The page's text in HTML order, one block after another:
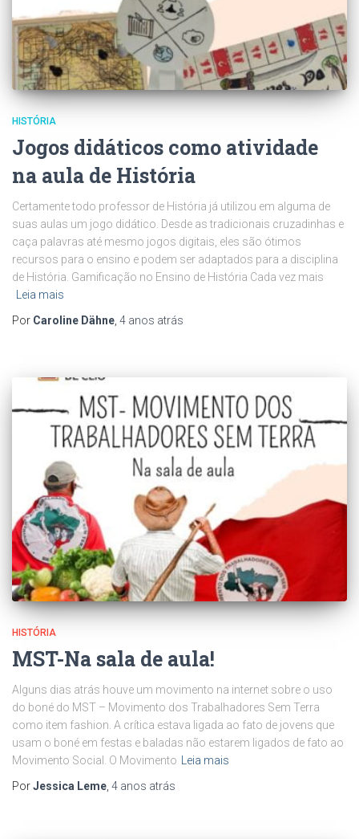
HISTÓRIA
Jogos didáticos como atividade
na aula de História
Certamente todo professor de História já utilizou em alguma de
suas aulas um jogo didático. Desde as tradicionais cruzadinhas e
caça palavras até mesmo jogos digitais, eles são ótimos
recursos para o ensino e podem ser adaptados para a disciplina
de História. Gamificação no Ensino de História Cada vez mais
Leia mais
Por Caroline Dähne, 4 anos atrás
HISTÓRIA
MST-Na sala de aula!
Alguns dias atrás houve um movimento na internet sobre o uso
do boné do MST – Movimento dos Trabalhadores Sem Terra
como item fashion. A crítica estava ligada ao fato de jovens que
usam o boné em festas e baladas não estarem ligados de fato ao
Movimento Social. O Movimento
Leia mais
PorJessica Leme 4 anos atrás